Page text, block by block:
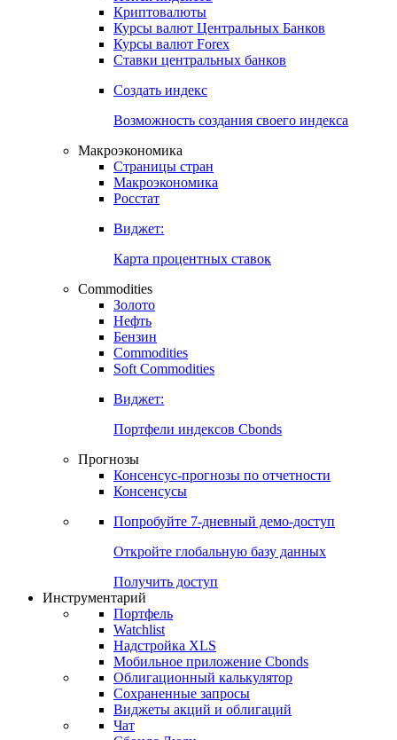
Получить доступ
Индикаторы рынка
Поиск индексов
Курсы валют Центральных Банков
Ставки центральных банков
Создать индекс
Возможность создания своего индекса
Страницы стран
Росстат
Виджет:
Карта процентных ставок
Commodities
Золото
Бензин
Soft Commodities
Виджет:
Портфели индексов Cbonds
Прогнозы
Консенсусы
Попробуйте7-дневный
Откройте глобальную базу данных
Получить доступ
Инструментарий
Портфель
Watchlist
Надстройка XLS
Мобильное приложение Cbonds